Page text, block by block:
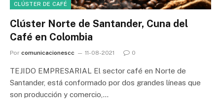
CLÚSTER DE CAFÉ
Clúster Norte de Santander, Cuna del
Café en Colombia
Por comunicacionescc 11-08-2021 0
TEJIDO EMPRESARIAL El sector café en Norte de
Santander, está conformado por dos grandes líneas que
son producción y comercio,…